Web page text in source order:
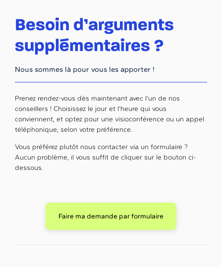
Besoin d’arguments
supplémentaires ?
Nous sommes là pour vous les apporter !
Prenez rendez-vous dès maintenant avec l’un de nos
conseillers ! Choisissez le jour et l’heure qui vous
conviennent, et optez pour une visioconférence ou un appel
téléphonique, selon votre préférence.
Vous préférez plutôt nous contacter via un formulaire ?
Aucun problème, il vous suffit de cliquer sur le bouton ci-
dessous.
Faire ma demande par formulaire